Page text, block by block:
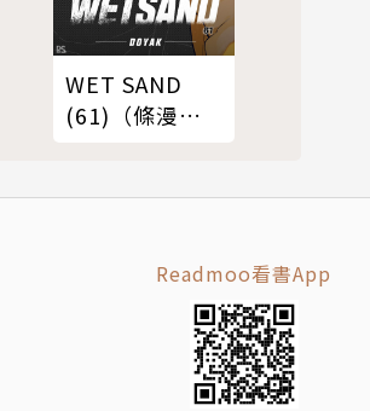
WET SAND
(61)（條漫
Readmoo看書App